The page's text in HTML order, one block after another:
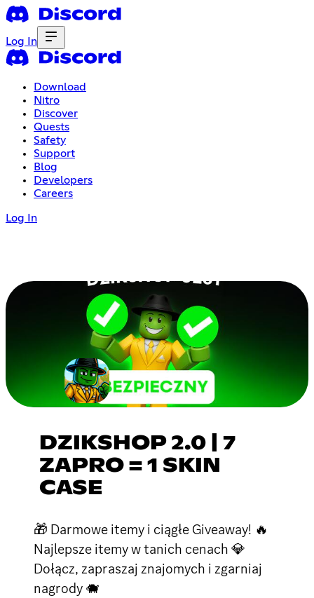
Log In
Download
Nitro
Discover
Quests
Safety
Support
Blog
Developers
Careers
Log In
DZIKSHOP 2.0 | 7
ZAPRO = 1 SKIN
CASE
🎁 Darmowe itemy i ciągłe Giveaway! 🔥
Najlepsze itemy w tanich cenach 💎
Dołącz, zapraszaj znajomych i zgarniaj
nagrody 🐗